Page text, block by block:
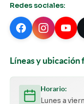
Redes sociales:
Líneas y ubicación
Horario:
Lunes a